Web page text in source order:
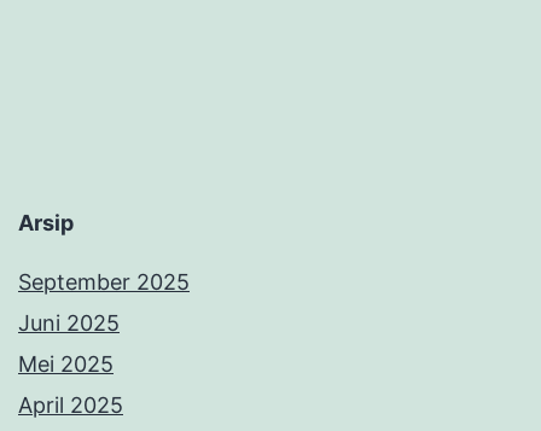
Arsip
September 2025
Juni 2025
Mei 2025
April 2025